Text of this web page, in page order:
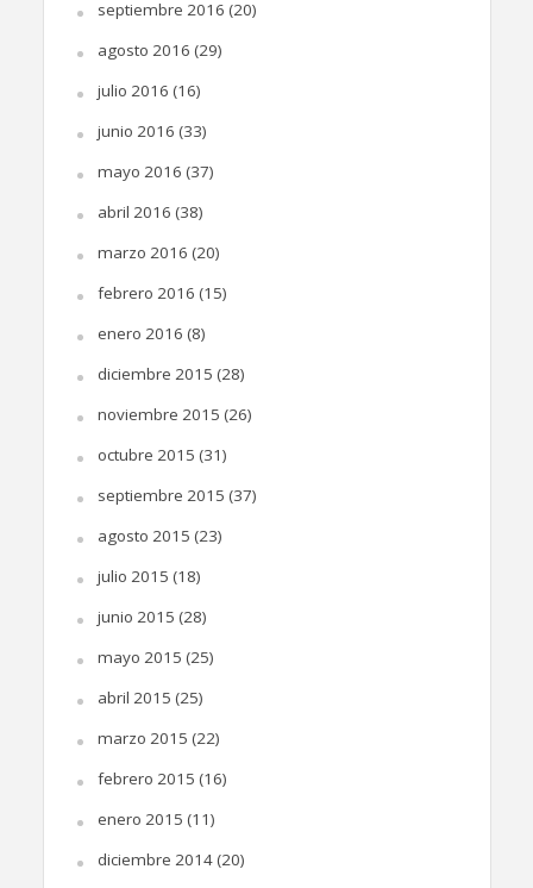
septiembre 2016 (20)
agosto 2016 (29)
julio 2016 (16)
junio 2016 (33)
mayo 2016 (37)
abril 2016 (38)
marzo 2016 (20)
febrero 2016 (15)
enero 2016 (8)
diciembre 2015 (28)
noviembre 2015 (26)
octubre 2015 (31)
septiembre 2015 (37)
agosto 2015 (23)
julio 2015 (18)
junio 2015 (28)
mayo 2015 (25)
abril 2015 (25)
marzo 2015 (22)
febrero 2015 (16)
enero 2015 (11)
diciembre 2014(20)